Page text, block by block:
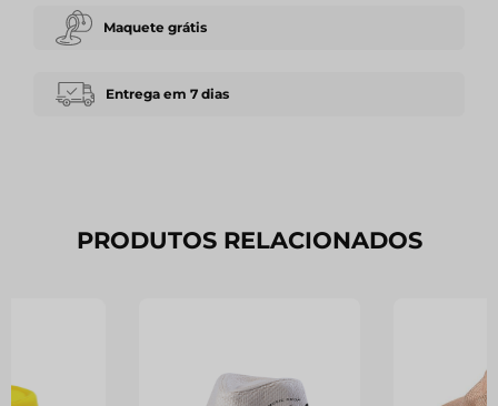
Maquete grátis
Entrega em 7 dias
PRODUTOS RELACIONADOS